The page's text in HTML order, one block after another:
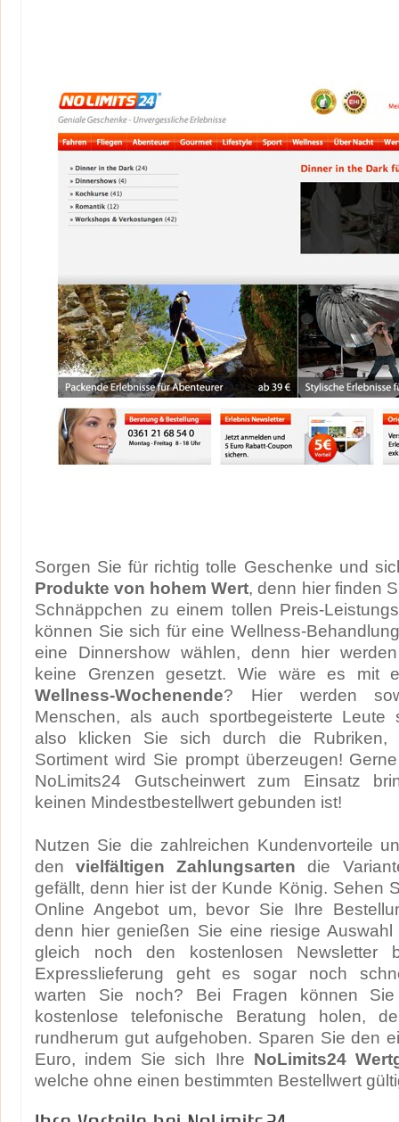
Sorgen Sie für richtig tolle Geschenke und
Produkte von hohem Wert, denn hier finden
Schnäppchen zu einem tollen Preis-
können Sie sich für eine Wellness-
eine Dinnershow wählen, denn hier
keine Grenzen gesetzt. Wie wäre es mit
Wellness-Wochenende? Hier werden
Menschen, als auch sportbegeisterte Leute
also klicken Sie sich durch die Rubriken,
Sortiment wird Sie prompt überzeugen!
NoLimits24 Gutscheinwert zum Einsatz
keinen Mindestbestellwert gebunden ist!
Nutzen Sie die zahlreichen Kundenvorteile
denvielfältigen Zahlungsarten die
gefällt, denn hier ist der Kunde König. Sehen
Online Angebot um, bevor Sie Ihre
denn hier genießen Sie eine riesige
gleich noch den kostenlosen Newsletter
Expresslieferung geht es sogar noch
warten Sie noch? Bei Fragen können
kostenlose telefonische Beratung holen,
rundherum gut aufgehoben. Sparen Sie den
Euro, indem Sie sich Ihre NoLimits24
welche ohne einen bestimmten Bestellwert